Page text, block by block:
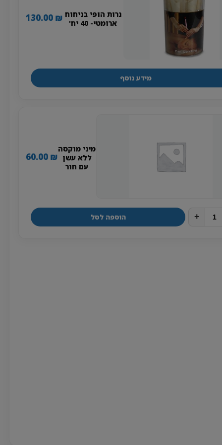
נרות הופי בניחוח
ארומטי- 40 יח'
130.00 ₪
מידע נוסף
מיני מוקסה
ללא עשן
עם חור
60.00 ₪
+ הוספה לסל